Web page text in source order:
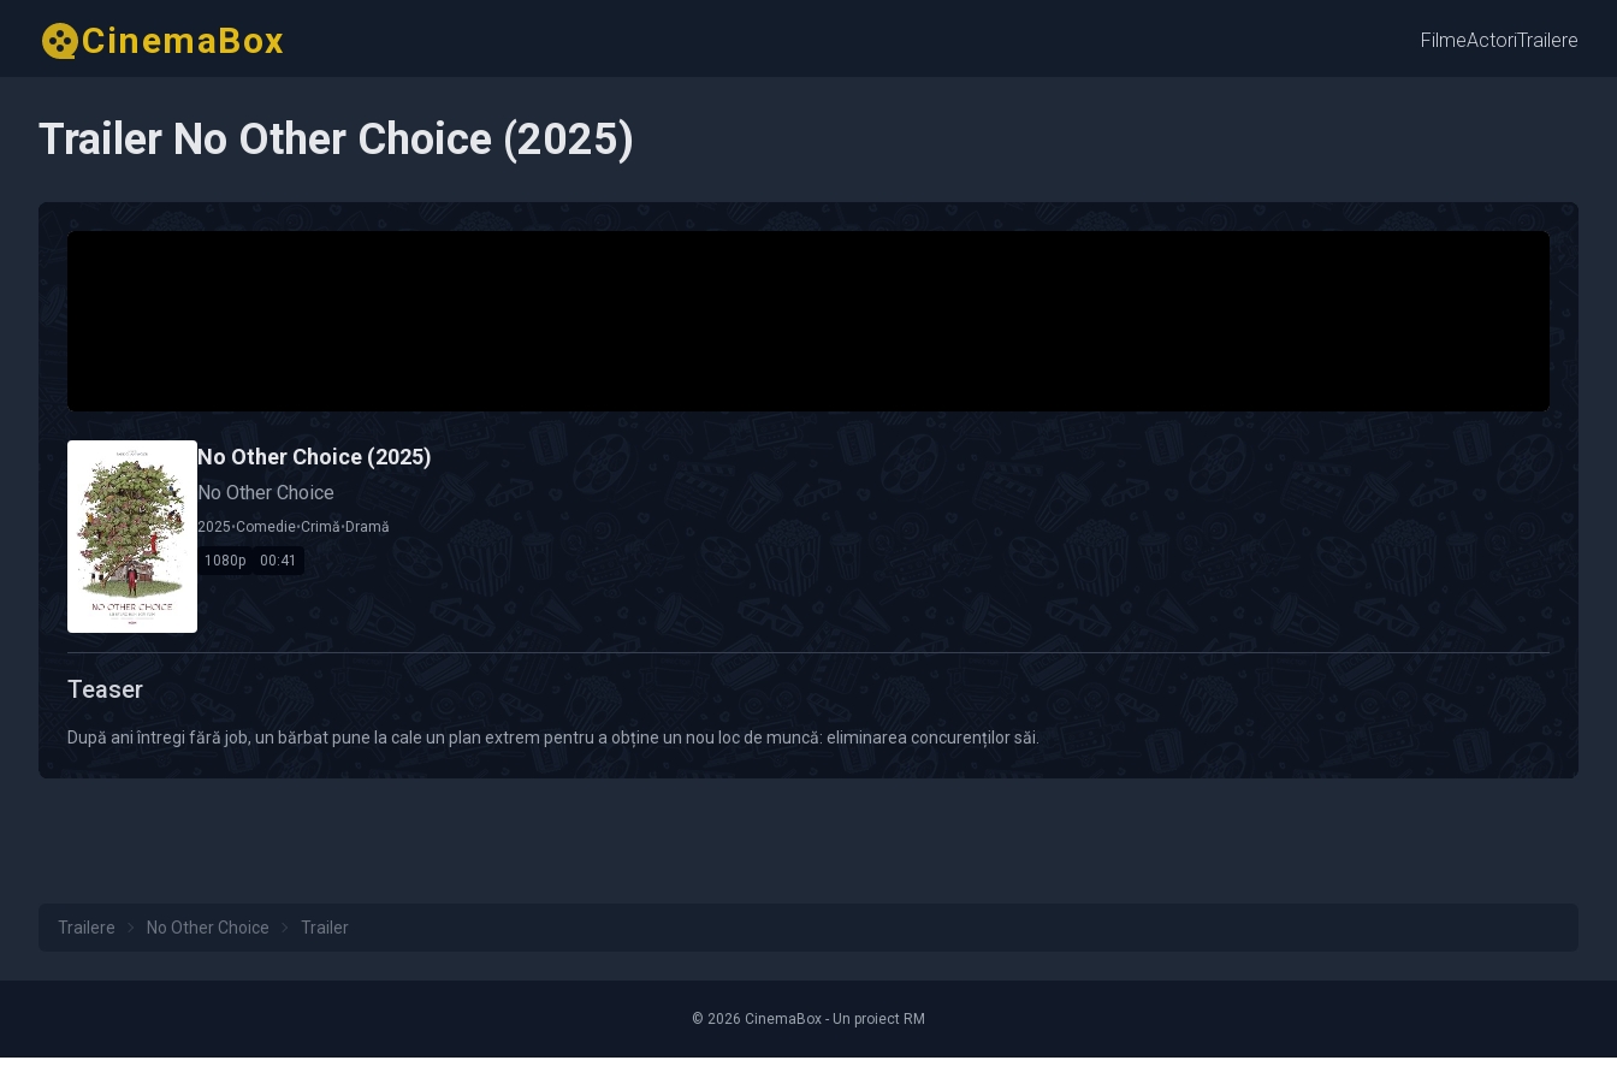
CinemaBox FilmeActoriTrailere
Trailer No Other Choice (2025)
No Other Choice (2025)
No Other Choice
2025•Comedie•Crimă• Dramă
1080p
Calitate Video: HD 1080p
00:41
Durată: 00:41
Teaser
După ani întregi fără job, un bărbat pune la cale un plan extrem pentru a obține un nou loc de muncă: eliminarea concurenților săi.
Trailere No Other Choice Trailer
© 2026 CinemaBox - Un proiect RM